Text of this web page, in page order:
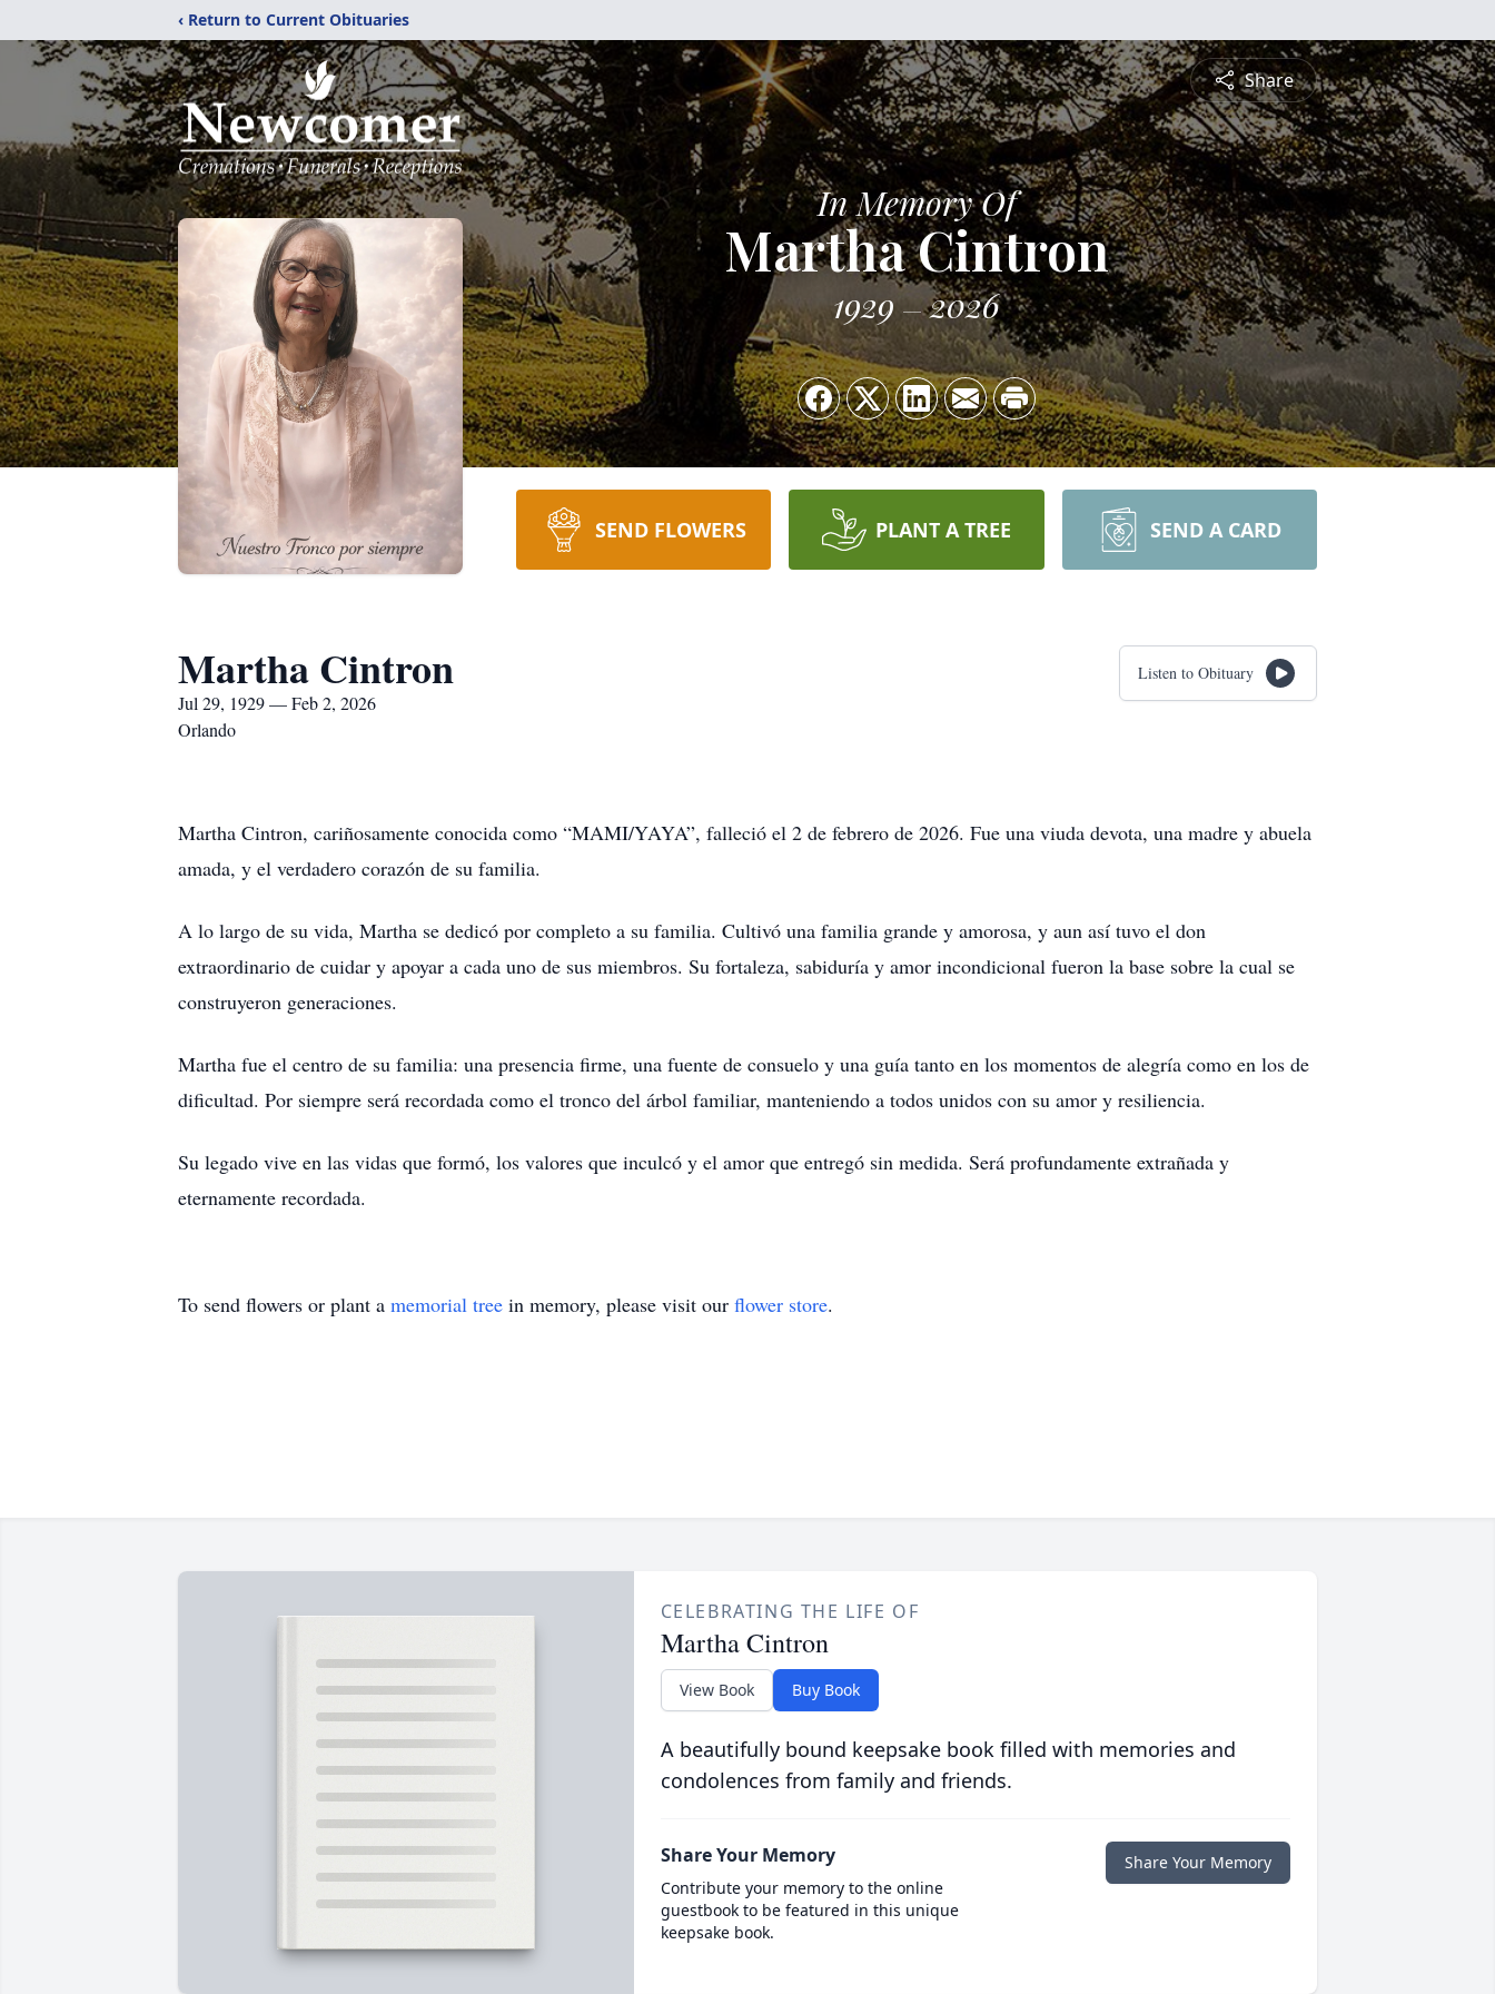
‹ Return to Current Obituaries
Share
In Memory Of
Martha Cintron
1929 2026
SEND FLOWERS PLANT A TREE SEND A CARD
Martha Cintron
Jul 29, 1929 — Feb 2, 2026
Orlando
Listen to Obituary
Martha Cintron, cariñosamente conocida como “MAMI/YAYA”, falleció el 2 de febrero de 2026. Fue una viuda devota, una madre y abuela
amada, y el verdadero corazón de su familia.
A lo largo de su vida, Martha se dedicó por completo a su familia. Cultivó una familia grande y amorosa, y aun así tuvo el don
extraordinario de cuidar y apoyar a cada uno de sus miembros. Su fortaleza, sabiduría y amor incondicional fueron la base sobre la cual se
construyeron generaciones.
Martha fue el centro de su familia: una presencia firme, una fuente de consuelo y una guía tanto en los momentos de alegría como en los de
dificultad. Por siempre será recordada como el tronco del árbol familiar, manteniendo a todos unidos con su amor y resiliencia.
Su legado vive en las vidas que formó, los valores que inculcó y el amor que entregó sin medida. Será profundamente extrañada y
eternamente recordada.
To send flowers or plant a memorial tree in memory, please visit our flower store.
CELEBRATING THE LIFE OF
Martha Cintron
View Book Buy Book
A beautifully bound keepsake book filled with memories and
condolences from family and friends.
Share Your Memory
Contribute your memory to the online
guestbook to be featured in this unique
keepsake book.
Share Your Memory